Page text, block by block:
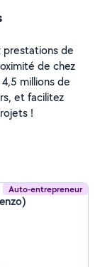
prestations de
de chez
millions de
et facilitez
!
Auto-entrepreneur